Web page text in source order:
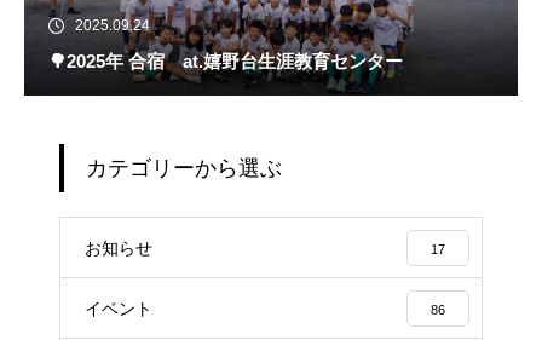
2025.09.24
🌳2025年 合宿 at.嬉野台生涯教育センター
カテゴリーから選ぶ
お知らせ 17
イベント 86